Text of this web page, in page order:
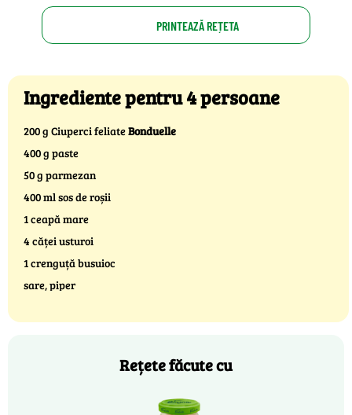
PRINTEAZĂ REȚETA
Ingrediente pentru 4 persoane
200 g Ciuperci feliateBonduelle
400 g paste
50 g parmezan
400 ml sos de roșii
1 ceapă mare
4 căței usturoi
1 crenguță busuioc
sare, piper
Rețete făcute cu